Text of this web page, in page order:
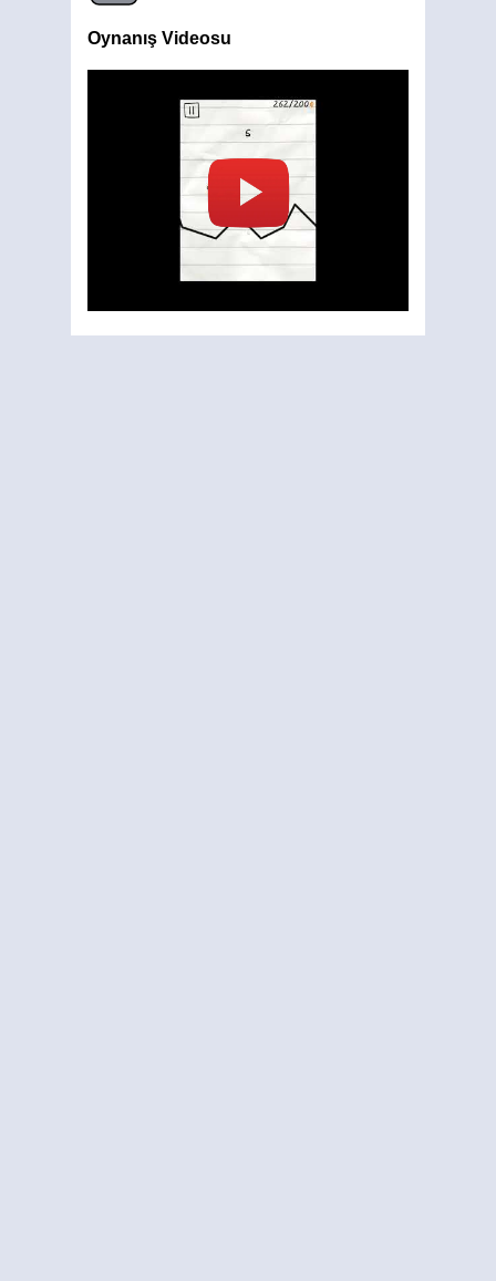
Oynanış Videosu